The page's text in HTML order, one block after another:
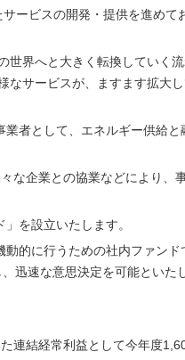
ービスの開発・提供を進めて
世界へと大きく転換していく流
なサービスが、ますます拡大
者として、エネルギー供給と
な企業との協業などにより、
を設立いたします。
的に行うための社内ファンド
迅速な意思決定を可能といた
連結経常利益として今年度